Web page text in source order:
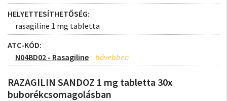
HELYETTESÍTHETŐSÉG:
rasagiline 1 mg tabletta
ATC-KÓD:
N04BD02 - Rasagiline
RAZAGILIN SANDOZ 1 mg tabletta 30x
buborékcsomagolásban